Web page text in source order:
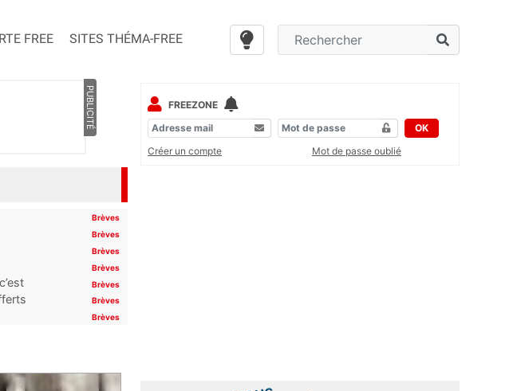
FREE SITES THÉMA-FREE
PUBLICITÉ
Brèves
Brèves
Brèves
Brèves
Brèves
Brèves
Brèves
FREEZONE
OK
Créer un compte
Mot de passe oublié